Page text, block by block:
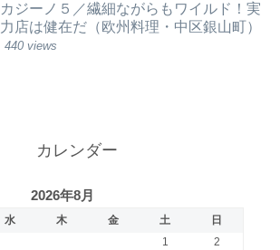
カジーノ５／繊細ながらもワイルド！実
力店は健在だ（欧州料理・中区銀山町）
440 views
カレンダー
2026年8月
水 木 金 土
日
1
2